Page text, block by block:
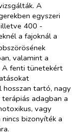
A
egyszeri
400 -
a fajoknál a
valamint a
A fenti tünetekért
hosszan tartó, nagy
adagban a
vagy
bizonyíték a